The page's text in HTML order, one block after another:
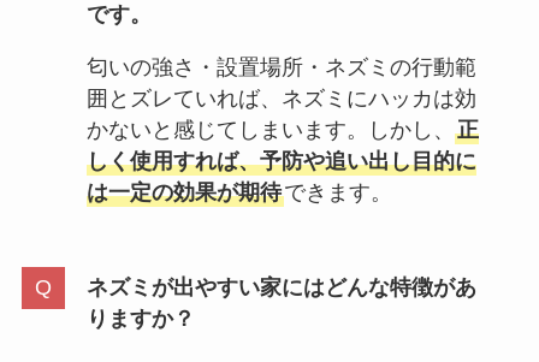
です。
匂いの強さ・設置場所・ネズミの行動範
囲とズレていれば、ネズミにハッカは効
かないと感じてしまいます。しかし、 正
しく使用すれば、予防や追い出し目的に
は一定の効果が期待できます。
ネズミが出やすい家にはどんな特徴があ
りますか？